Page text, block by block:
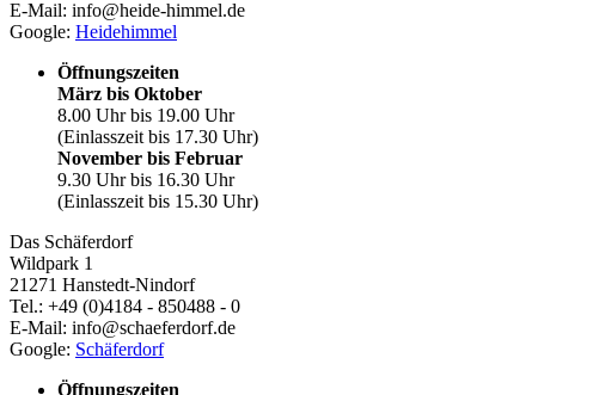
E-Mail: info@heide-himmel.de
Google: Heidehimmel
Öffnungszeiten
März bis Oktober
8.00 Uhr bis 19.00 Uhr
(Einlasszeit bis 17.30 Uhr)
November bis Februar
9.30 Uhr bis 16.30 Uhr
(Einlasszeit bis 15.30 Uhr)
Das Schäferdorf
Wildpark 1
21271 Hanstedt-Nindorf
Tel.: +49 (0)4184 - 850488 - 0
E-Mail: info@schaeferdorf.de
Google: Schäferdorf
Öffnungszeiten